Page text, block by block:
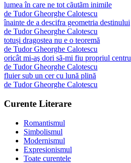
lumea în care ne tot cãutãm inimile
de Tudor Gheorghe Calotescu
înainte de a descifra geometria destinului
de Tudor Gheorghe Calotescu
totuși dragostea nu e o teoremă
de Tudor Gheorghe Calotescu
oricât mi-aş dori sã-mi fiu propriul centru
de Tudor Gheorghe Calotescu
fluier sub un cer cu lună plină
de Tudor Gheorghe Calotescu
Curente Literare
Romantismul
Simbolismul
Modernismul
Expresionismul
Toate curentele